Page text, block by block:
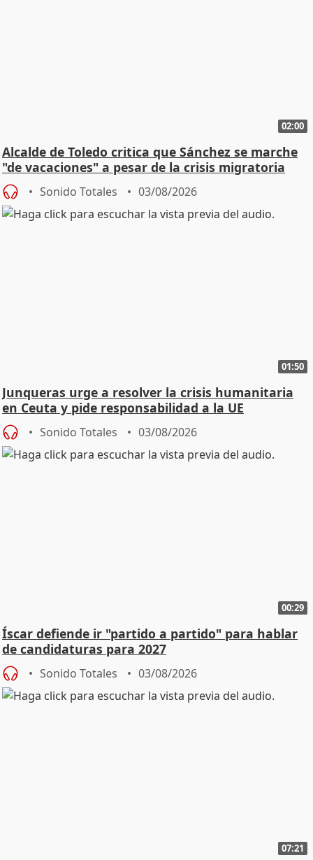
02:00
Alcalde de Toledo critica que Sánchez se marche
"de vacaciones" a pesar de la crisis migratoria
Sonido Totales 03/08/2026
01:50
Junqueras urge a resolver la crisis humanitaria
en Ceuta y pide responsabilidad a la UE
Sonido Totales 03/08/2026
00:29
Íscar defiende ir "partido a partido" para hablar
de candidaturas para 2027
Sonido Totales 03/08/2026
07:21